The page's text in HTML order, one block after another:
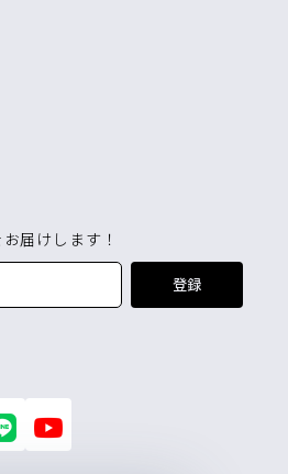
届けします！
登録